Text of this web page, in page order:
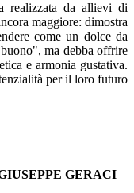
realizzata da allievi di
maggiore: dimostra
come un dolce da
ma debba offrire
e armonia gustativa.
per il loro futuro
GERACI